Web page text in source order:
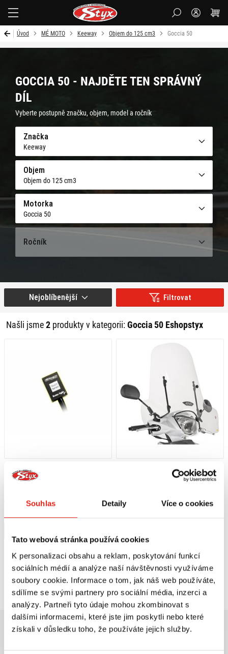
Souhlas Detaily Více o cookies
Tato webová stránka používá cookies
K personalizaci obsahu a reklam, poskytování funkcí
sociálních médií a analýze naší návštěvnosti využíváme
soubory cookie. Informace o tom, jak náš web používáte,
sdílíme se svými partnery pro sociální média, inzerci a
analýzy. Partneři tyto údaje mohou zkombinovat s
dalšími informacemi, které jste jim poskytli nebo které
získali v důsledku toho, že používáte jejich služby.
Úvod MÉ MOTO Keeway Objem do 125 cm3 Goccia 50
GOCCIA 50 - NAJDĚTE TEN SPRÁVNÝ
DÍL
Vyberte postupně značku, objem, model a ročník
Značka
Keeway
Objem
Objem do 125 cm3
Motorka
Goccia 50
Ročník
Filtrovat
Našli jsme2 produkty v kategorii:Goccia 50 Eshopstyx
Nejoblíbenější
1 209 Kč
HEALTECH MODUL BRZDOVÉHO
Skladem
Na objednávku
Prohlédli jste si2z 2produktů